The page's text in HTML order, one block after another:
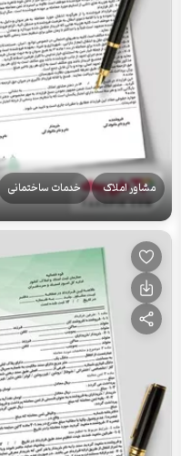
مشاور املاک خدمات ساختمانی